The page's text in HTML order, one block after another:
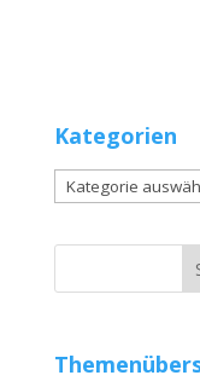
Kategorien
Kategorien